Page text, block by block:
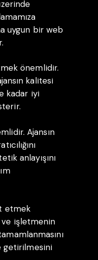
uygun bir web
önemlidir.
kalitesi
kadar iyi
Ajansın
anlayışını
etmek
işletmenin
getirilmesini